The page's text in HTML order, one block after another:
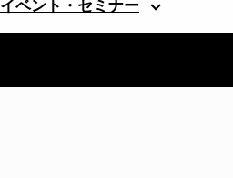
イベント・セミナー